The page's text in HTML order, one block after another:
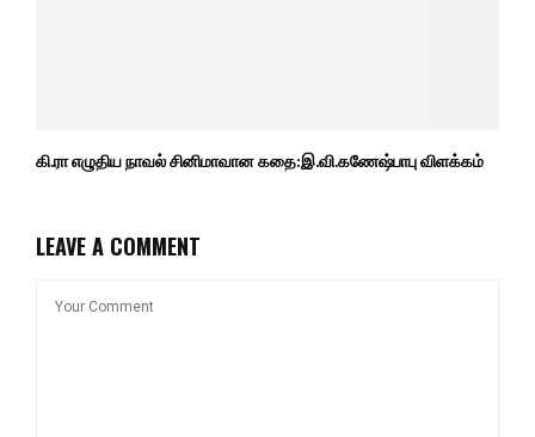
கி.ரா எழுதிய நாவல் சினிமாவான கதை:இ.வி.கணேஷ்பாபு விளக்கம்
LEAVE A COMMENT